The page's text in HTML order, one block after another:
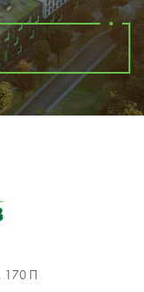
170 П